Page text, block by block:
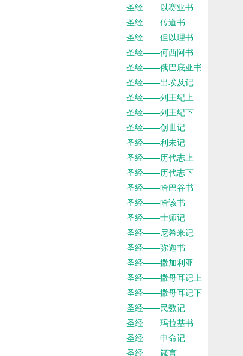
圣经——以赛亚书
圣经——传道书
圣经——但以理书
圣经——何西阿书
圣经——俄巴底亚书
圣经——出埃及记
圣经——列王纪上
圣经——列王纪下
圣经——创世记
圣经——利未记
圣经——历代志上
圣经——历代志下
圣经——哈巴谷书
圣经——哈该书
圣经——士师记
圣经——尼希米记
圣经——弥迦书
圣经——撒加利亚
圣经——撒母耳记上
圣经——撒母耳记下
圣经——民数记
圣经——玛拉基书
圣经——申命记
圣经——箴言